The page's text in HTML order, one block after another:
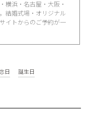
横浜・名古屋・大阪・
結婚式場・オリジナル
イトからのご予約が一
日 誕生日